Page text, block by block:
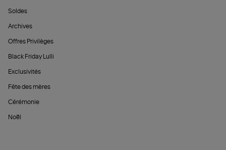
Soldes
Archives
Offres Privilèges
Black Friday Lulli
Exclusivités
Fête des mères
Cérémonie
Noël